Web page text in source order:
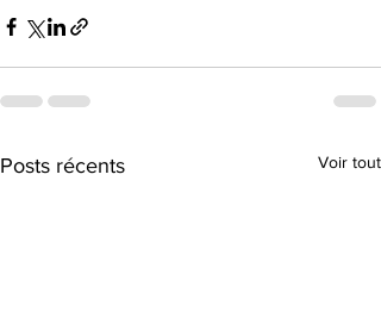
Posts récents Voir tout